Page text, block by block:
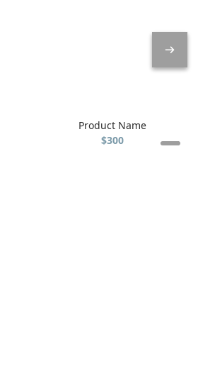
Product Name
$300